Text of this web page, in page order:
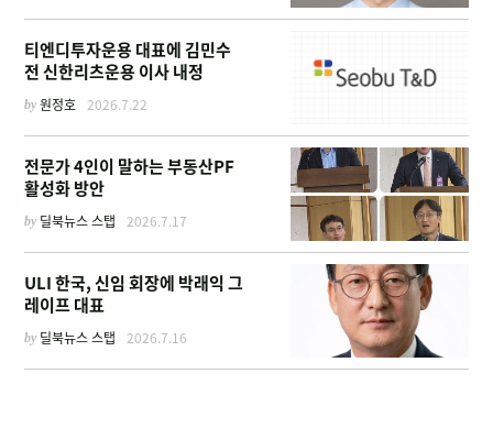
티엔디투자운용 대표에 김민수
전 신한리츠운용 이사 내정
by원정호 2026.7.22
전문가 4인이 말하는 부동산PF
활성화 방안
by 딜북뉴스 스탭 2026.7.17
ULI 한국, 신임 회장에 박래익 그
레이프 대표
by 딜북뉴스 스탭 2026.7.16